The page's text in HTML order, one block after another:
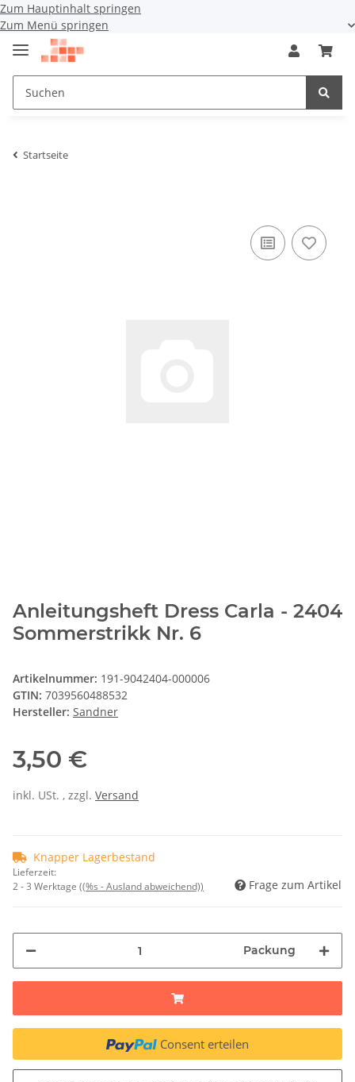
Zum Hauptinhalt springen
Zum Menü springen
Startseite
Anleitungsheft Dress Carla - 2404
Sommerstrikk Nr. 6
Artikelnummer: 191-9042404-000006
GTIN: 7039560488532
Hersteller: Sandner
3,50 €
inkl. USt. , zzgl. Versand
Knapper Lagerbestand
Lieferzeit:
2 - 3 Werktage ((%s - Ausland abweichend)) Frage zum Artikel
Packung
Consent erteilen